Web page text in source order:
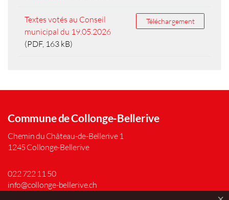
Textes votés au Conseil
municipal du 19.05.2026
(PDF, 163 kB)
Téléchargement
Commune de Collonge-Bellerive
Chemin du Château-de-Bellerive 1
1245 Collonge-Bellerive
022 722 11 50
info@collonge-bellerive.ch